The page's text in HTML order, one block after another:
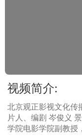
视频简介:
北京观正影视文化传
片人、编剧 岑俊义
学院电影学院副教授